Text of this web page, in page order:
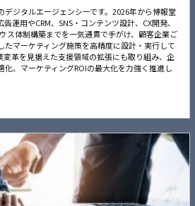
ジタルエージェンシーです。2026年から博報堂
運用やCRM、SNS・コンテンツ設計、CX開発、
ス体制構築までを一気通貫で手がけ、顧客企業ご
たマーケティング施策を高精度に設計・実行して
変革を見据えた支援領域の拡張にも取り組み、企
、マーケティングROIの最大化を力強く推進し